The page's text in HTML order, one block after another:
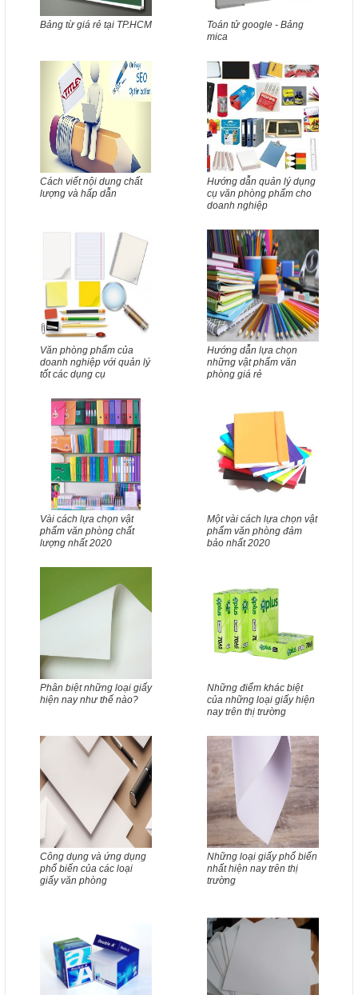
Bảng từ giá rẻ tại TP.HCM
Toán tử google - Bảng
mica
Cách viết nội dung chất
lượng và hấp dẫn
Hướng dẫn quản lý dụng
cụ văn phòng phẩm cho
doanh nghiệp
Văn phòng phẩm của
doanh nghiệp với quản lý
tốt các dụng cụ
Hướng dẫn lựa chọn
những vật phẩm văn
phòng giá rẻ
Vài cách lựa chọn vật
phẩm văn phòng chất
lượng nhất 2020
Một vài cách lựa chọn vật
phẩm văn phòng đảm
bảo nhất 2020
Phân biệt những loại giấy
hiện nay như thế nào?
Những điểm khác biệt
của những loại giấy hiện
nay trên thị trường
Công dụng và ứng dụng
phổ biến của các loại
giấy văn phòng
Những loại giấy phổ biến
nhất hiện nay trên thị
trường